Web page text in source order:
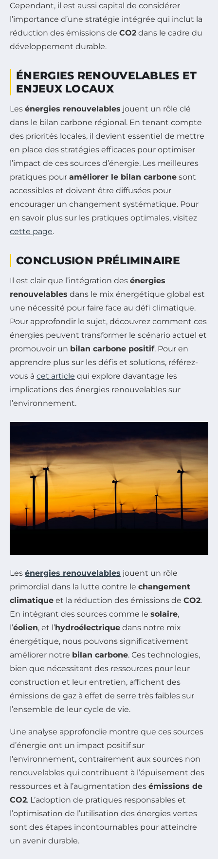
Cependant, il est aussi capital de considérer
l’importance d’une stratégie intégrée qui inclut la
réduction des émissions de CO2 dans le cadre du
développement durable.
ÉNERGIES RENOUVELABLES ET
ENJEUX LOCAUX
Les énergies renouvelables jouent un rôle clé
dans le bilan carbone régional. En tenant compte
des priorités locales, il devient essentiel de mettre
en place des stratégies efficaces pour optimiser
l’impact de ces sources d’énergie. Les meilleures
pratiques pour améliorer le bilan carbone sont
accessibles et doivent être diffusées pour
encourager un changement systématique. Pour
en savoir plus sur les pratiques optimales, visitez
cette page.
CONCLUSION PRÉLIMINAIRE
Il est clair que l’intégration des énergies
renouvelables dans le mix énergétique global est
une nécessité pour faire face au défi climatique.
Pour approfondir le sujet, découvrez comment ces
énergies peuvent transformer le scénario actuel et
promouvoir un bilan carbone positif. Pour en
apprendre plus sur les défis et solutions, référez-
vous à cet article qui explore davantage les
implications des énergies renouvelables sur
l’environnement.
Les énergies renouvelables jouent un rôle
primordial dans la lutte contre le changement
climatique et la réduction des émissions de CO2.
En intégrant des sources comme le solaire,
l’éolien, et l’hydroélectrique dans notre mix
énergétique, nous pouvons significativement
améliorer notre bilan carbone. Ces technologies,
bien que nécessitant des ressources pour leur
construction et leur entretien, affichent des
émissions de gaz à effet de serre très faibles sur
l’ensemble de leur cycle de vie.
Une analyse approfondie montre que ces sources
d’énergie ont un impact positif sur
l’environnement, contrairement aux sources non
renouvelables qui contribuent à l’épuisement des
ressources et à l’augmentation des émissions de
CO2. L’adoption de pratiques responsables et
l’optimisation de l’utilisation des énergies vertes
sont des étapes incontournables pour atteindre
un avenir durable.